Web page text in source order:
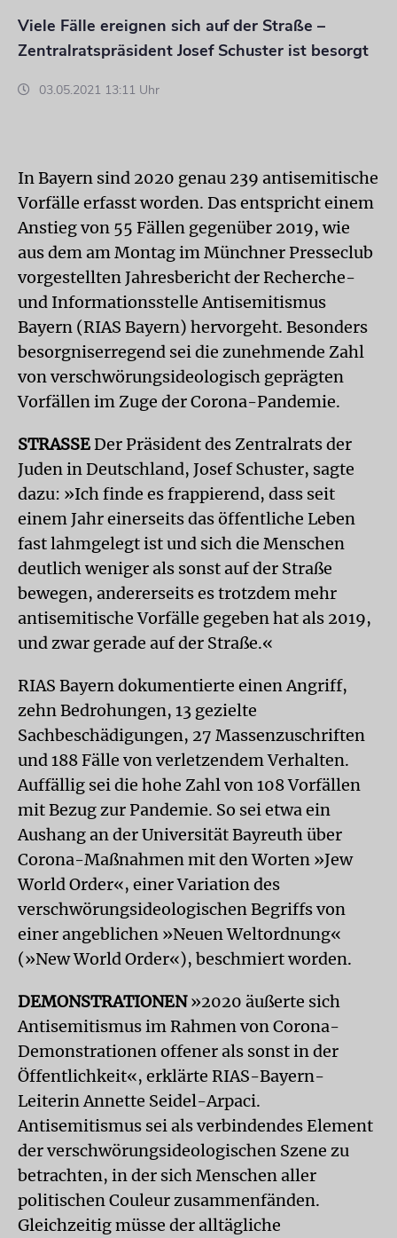
Viele Fälle ereignen sich auf der Straße –
Zentralratspräsident Josef Schuster ist besorgt
03.05.2021 13:11 Uhr
In Bayern sind 2020 genau 239 antisemitische
Vorfälle erfasst worden. Das entspricht einem
Anstieg von 55 Fällen gegenüber 2019, wie
aus dem am Montag im Münchner Presseclub
vorgestellten Jahresbericht der Recherche-
und Informationsstelle Antisemitismus
Bayern (RIAS Bayern) hervorgeht. Besonders
besorgniserregend sei die zunehmende Zahl
von verschwörungsideologisch geprägten
Vorfällen im Zuge der Corona-Pandemie.
STRASSE Der Präsident des Zentralrats der
Juden in Deutschland, Josef Schuster, sagte
dazu: »Ich finde es frappierend, dass seit
einem Jahr einerseits das öffentliche Leben
fast lahmgelegt ist und sich die Menschen
deutlich weniger als sonst auf der Straße
bewegen, andererseits es trotzdem mehr
antisemitische Vorfälle gegeben hat als 2019,
und zwar gerade auf der Straße.«
RIAS Bayern dokumentierte einen Angriff,
zehn Bedrohungen, 13 gezielte
Sachbeschädigungen, 27 Massenzuschriften
und 188 Fälle von verletzendem Verhalten.
Auffällig sei die hohe Zahl von 108 Vorfällen
mit Bezug zur Pandemie. So sei etwa ein
Aushang an der Universität Bayreuth über
Corona-Maßnahmen mit den Worten »Jew
World Order«, einer Variation des
verschwörungsideologischen Begriffs von
einer angeblichen »Neuen Weltordnung«
(»New World Order«), beschmiert worden.
DEMONSTRATIONEN»2020 äußerte sich
Antisemitismus im Rahmen von Corona-
Demonstrationen offener als sonst in der
Öffentlichkeit«, erklärte RIAS-Bayern-
Leiterin Annette Seidel-Arpaci.
Antisemitismus sei als verbindendes Element
der verschwörungsideologischen Szene zu
betrachten, in der sich Menschen aller
politischen Couleur zusammenfänden.
Gleichzeitig müsse der alltägliche